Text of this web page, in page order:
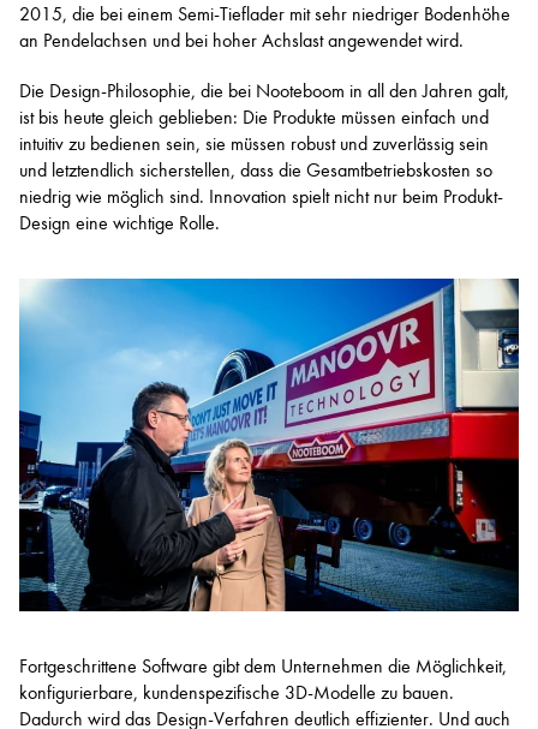
2015, die bei einem Semi-Tieflader mit sehr niedriger Bodenhöhe
an Pendelachsen und bei hoher Achslast angewendet wird.
Die Design-Philosophie, die bei Nooteboom in all den Jahren galt,
ist bis heute gleich geblieben: Die Produkte müssen einfach und
intuitiv zu bedienen sein, sie müssen robust und zuverlässig sein
und letztendlich sicherstellen, dass die Gesamtbetriebskosten so
niedrig wie möglich sind. Innovation spielt nicht nur beim Produkt-
Design eine wichtige Rolle.
Fortgeschrittene Software gibt dem Unternehmen die Möglichkeit,
konfigurierbare, kundenspezifische 3D-Modelle zu bauen.
Dadurch wird das Design-Verfahren deutlich effizienter. Und auch